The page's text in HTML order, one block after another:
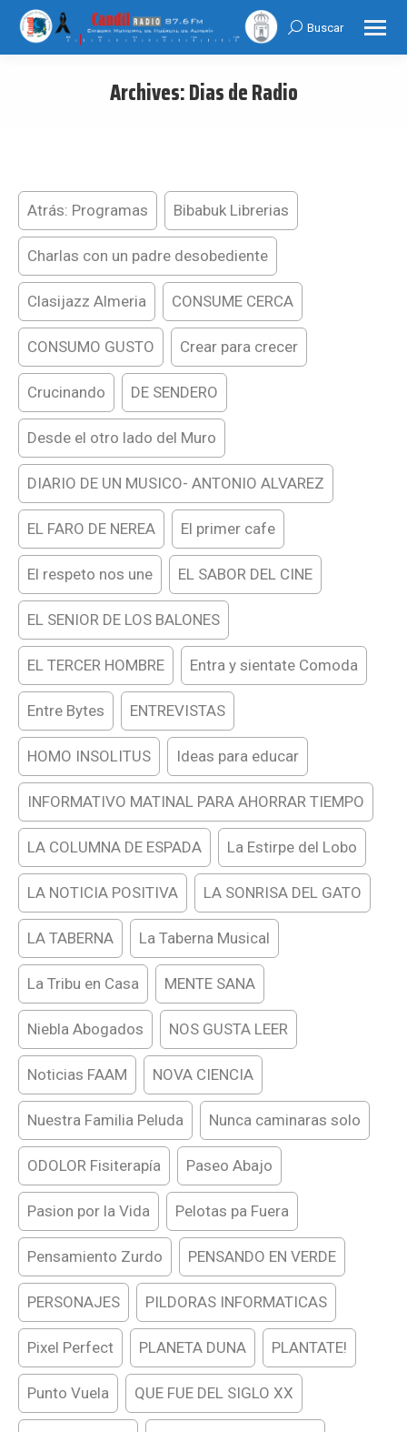
Search:
Buscar
Archives:Dias de Radio
Atrás: Programas Bibabuk Librerias
Charlas con un padre desobediente
Clasijazz Almeria CONSUME CERCA
CONSUMO GUSTO Crear para crecer
Crucinando DE SENDERO
Desde el otro lado del Muro
DIARIO DE UN MUSICO- ANTONIO ALVAREZ
EL FARO DE NEREA El primer cafe
El respeto nos une EL SABOR DEL CINE
EL SENIOR DE LOS BALONES
EL TERCER HOMBRE Entra y sientate Comoda
Entre Bytes ENTREVISTAS
HOMO INSOLITUS Ideas para educar
INFORMATIVO MATINAL PARA AHORRAR TIEMPO
LA COLUMNA DE ESPADA La Estirpe del Lobo
LA NOTICIA POSITIVA LA SONRISA DEL GATO
LA TABERNA La Taberna Musical
La Tribu en Casa MENTE SANA
Niebla Abogados NOS GUSTA LEER
Noticias FAAM NOVA CIENCIA
Nuestra Familia Peluda Nunca caminaras solo
ODOLOR Fisiterapía Paseo Abajo
Pasion por la Vida Pelotas pa Fuera
Pensamiento Zurdo PENSANDO EN VERDE
PERSONAJES PILDORAS INFORMATICAS
Pixel Perfect PLANETA DUNA PLANTATE!
Punto Vuela QUE FUE DEL SIGLO XX